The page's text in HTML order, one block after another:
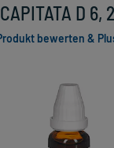
D 6,
bewerten &